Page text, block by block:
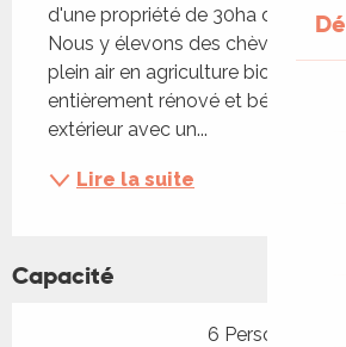
d'une propriété de 30ha de
Nous y élevons des chèvres et
plein air en agriculture biologique.
entièrement rénové et bénéficie
extérieur avec un...
Lire la suite
Capacité
6 Personne(s)